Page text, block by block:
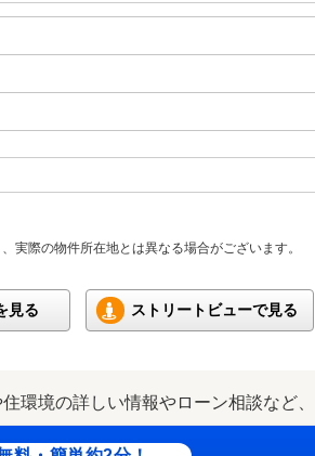
際の物件所在地とは異なる場合がございます。
見る ストリートビューで見る
環境の詳しい情報やローン相談など、